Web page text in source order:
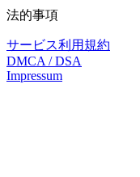
法的事項
サービス利用規約
DMCA / DSA
Impressum